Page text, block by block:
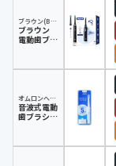
ブラウン(Braun)
ブラウン
電動歯ブラ
プラスモデ
オムロンヘルスケア
音波式電動
歯ブラシ